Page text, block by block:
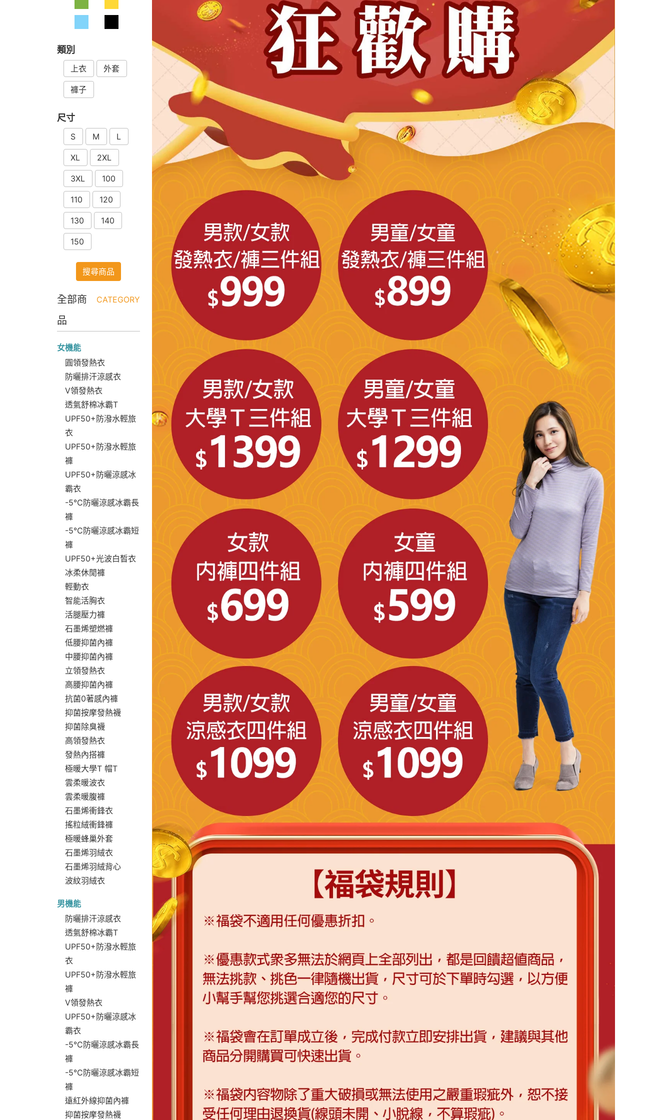
類別
上衣 外套
褲子
尺寸
S M L
XL 2XL
3XL 100
110 120
130 140
150
搜尋商品
全部商
品
CATEGORY
女機能
圓領發熱衣
防曬排汗涼感衣
V領發熱衣
透氣舒棉冰霸T
UPF50+防潑水輕旅
衣
UPF50+防潑水輕旅
褲
UPF50+防曬涼感冰
霸衣
-5°C防曬涼感冰霸長
褲
-5°C防曬涼感冰霸短
褲
UPF50+光波白皙衣
冰柔休閒褲
輕動衣
智能活胸衣
活腿壓力褲
石墨烯塑燃褲
低腰抑菌內褲
中腰抑菌內褲
立領發熱衣
高腰抑菌內褲
抗菌0著感內褲
抑菌按摩發熱襪
抑菌除臭襪
高領發熱衣
發熱內搭褲
極暖大學T 帽T
雲柔暖波衣
雲柔暖腹褲
石墨烯衝鋒衣
搖粒絨衝鋒褲
極暖蜂巢外套
石墨烯羽絨衣
石墨烯羽絨背心
波紋羽絨衣
男機能
防曬排汗涼感衣
透氣舒棉冰霸T
UPF50+防潑水輕旅
衣
UPF50+防潑水輕旅
褲
V領發熱衣
UPF50+防曬涼感冰
霸衣
-5°C防曬涼感冰霸長
褲
-5°C防曬涼感冰霸短
褲
遠紅外線抑菌內褲
抑菌按摩發熱襪